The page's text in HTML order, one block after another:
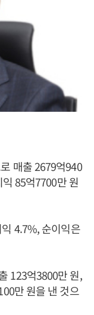
매출 2679억940
85억7700만 원
4.7%, 순이익은
123억3800만 원,
만 원을 낸 것으